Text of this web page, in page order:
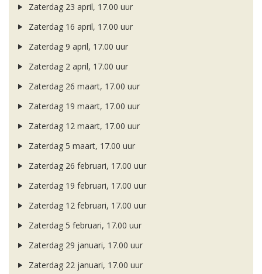
Zaterdag 23 april, 17.00 uur
Zaterdag 16 april, 17.00 uur
Zaterdag 9 april, 17.00 uur
Zaterdag 2 april, 17.00 uur
Zaterdag 26 maart, 17.00 uur
Zaterdag 19 maart, 17.00 uur
Zaterdag 12 maart, 17.00 uur
Zaterdag 5 maart, 17.00 uur
Zaterdag 26 februari, 17.00 uur
Zaterdag 19 februari, 17.00 uur
Zaterdag 12 februari, 17.00 uur
Zaterdag 5 februari, 17.00 uur
Zaterdag 29 januari, 17.00 uur
Zaterdag 22 januari, 17.00 uur